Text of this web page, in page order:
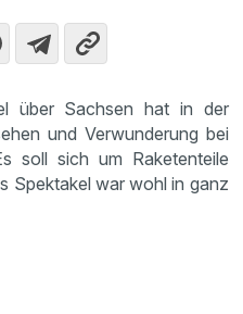
über Sachsen hat in der
und Verwunderung bei
soll sich um Raketenteile
Spektakel war wohl in ganz